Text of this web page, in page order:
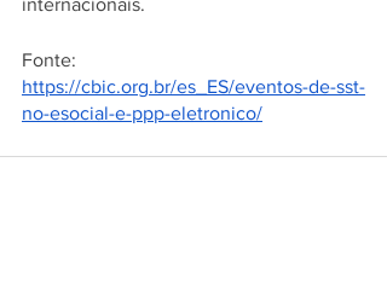
https://cbic.org.br/es_ES/eventos-de-sst-
no-esocial-e-ppp-eletronico/